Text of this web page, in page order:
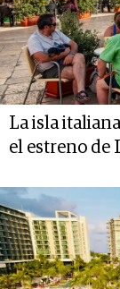
La isla
el estreno de